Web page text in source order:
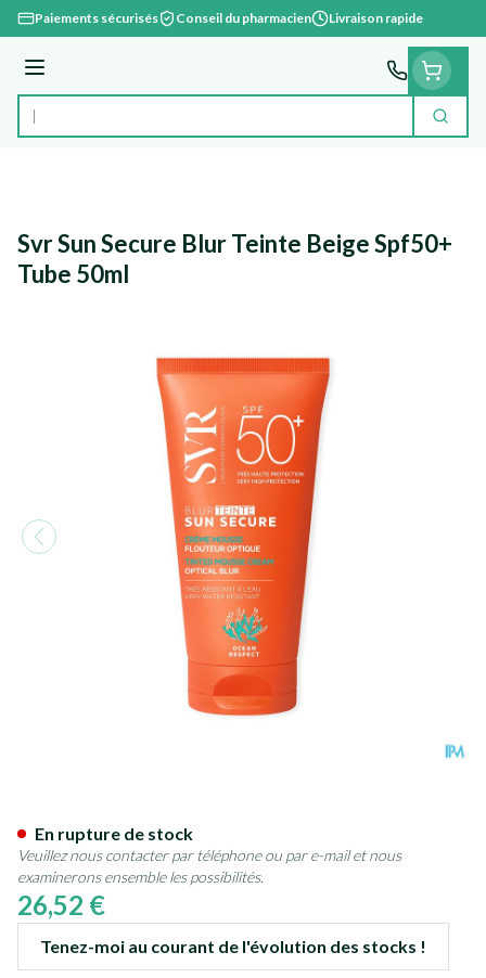
Aller au contenu
Paiements sécurisés Conseil du pharmacien Livraison rapide
Menu
Rechercher
Svr Sun Secure Blur Teinte Beige Spf50+
Tube 50ml
26,52 €
Tenez-moi au courant de l'évolution des stocks !
En rupture de stock
Veuillez nous contacter par téléphone ou par e-mail et nous
examinerons ensemble les possibilités.